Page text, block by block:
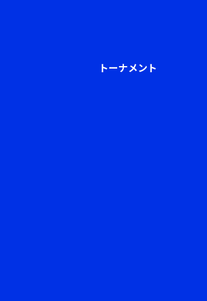
トーナメント